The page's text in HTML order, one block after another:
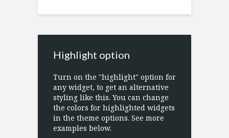
Highlight option
Turn on the "highlight" option for
any widget, to get an alternative
styling like this. You can change
the colors for highlighted widgets
in the theme options. See more
examples below.